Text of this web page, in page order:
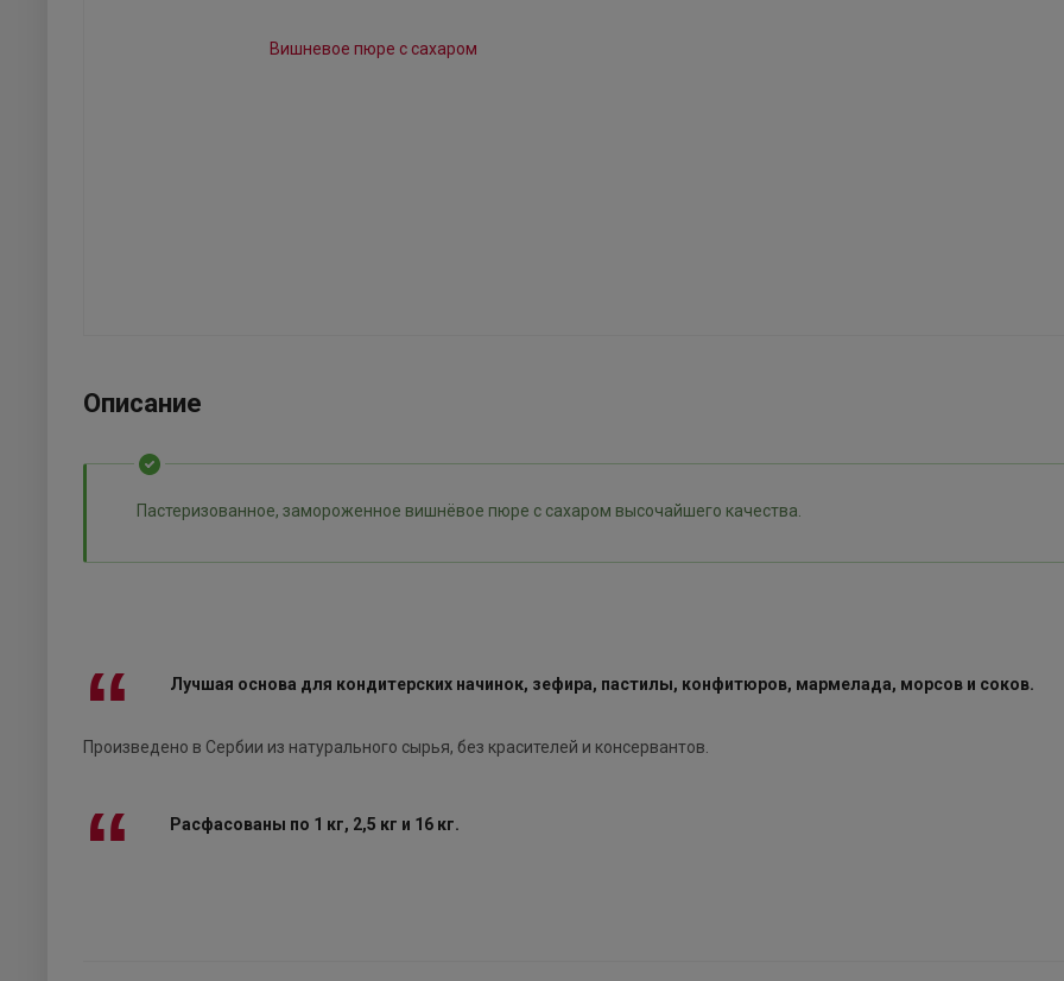
Описание
Пастеризованное, замороженное вишнёвое пюре с сахаром высочайшего качества.
Лучшая основа для кондитерских начинок, зефира, пастилы, конфитюров, мармелада, морсов и соков.
Произведено в Сербии из натурального сырья, без красителей и консервантов.
Расфасованы по 1 кг, 2,5 кг и 16 кг.